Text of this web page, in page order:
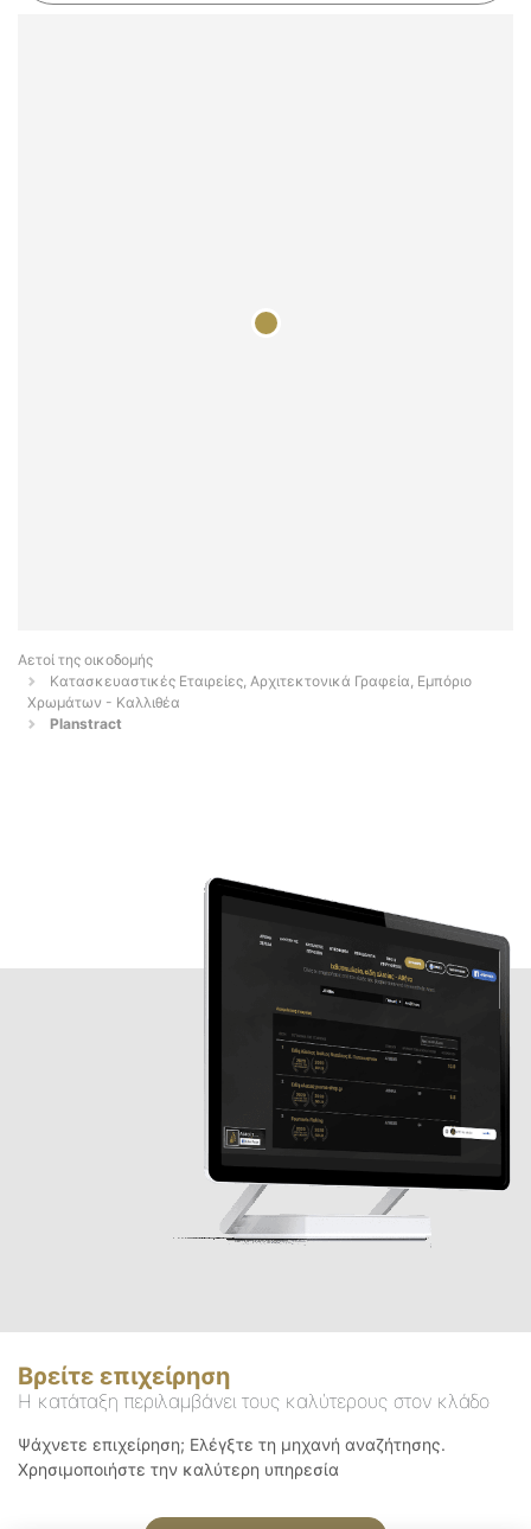
Αετοί της οικοδομής
Κατασκευαστικές Εταιρείες, Αρχιτεκτονικά Γραφεία, Εμπόριο
Χρωμάτων - Καλλιθέα
Planstract
Βρείτε επιχείρηση
Η κατάταξη περιλαμβάνει τους καλύτερους στον κλάδο
Ψάχνετε επιχείρηση; Ελέγξτε τη μηχανή αναζήτησης.
Χρησιμοποιήστε την καλύτερη υπηρεσία